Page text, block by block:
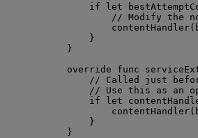
if
let
// Modify the
contentHandler(
}
}
override
func
// Called just
// Use this as an
if
let
contentHandler(
}
}